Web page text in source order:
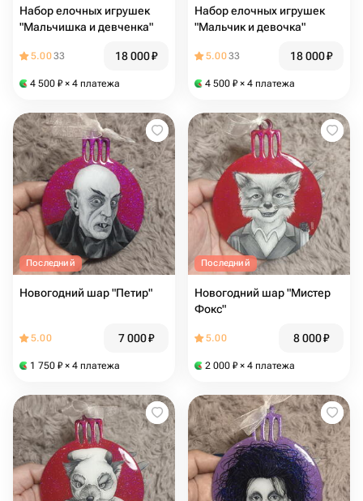
Набор елочных игрушек
"Мальчишка и девченка"
5.0033 18 000₽
4 500 ₽ × 4 платежа
Набор елочных игрушек
"Мальчик и девочка"
5.0033 18 000₽
4 500 ₽ × 4 платежа
Последний
Новогодний шар "Петир"
5.00 7 000₽
1 750 ₽ × 4 платежа
Последний
Новогодний шар "Мистер
Фокс"
5.00 8 000₽
2 000 ₽ × 4 платежа